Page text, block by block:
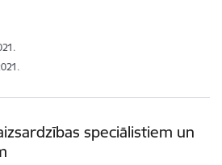
speciālistiem un